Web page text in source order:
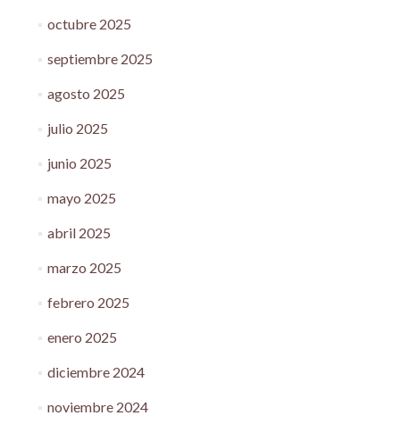
octubre 2025
septiembre 2025
agosto 2025
julio 2025
junio 2025
mayo 2025
abril 2025
marzo 2025
febrero 2025
enero 2025
diciembre 2024
noviembre 2024